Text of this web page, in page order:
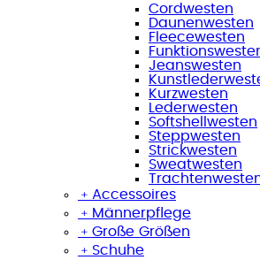
Cordwesten
Daunenwesten
Fleecewesten
Jeanswesten
Kurzwesten
Lederwesten
Softshellwesten
Steppwesten
Strickwesten
Sweatwesten
﹢ Accessoires
﹢ Männerpflege
﹢ Große Größen
﹢ Schuhe